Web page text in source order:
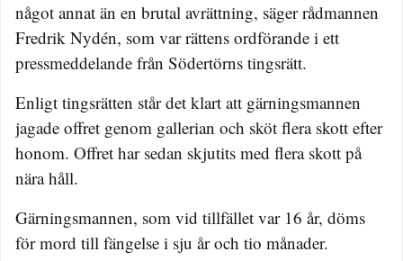
något annat än en brutal avrättning, säger rådmannen
Fredrik Nydén, som var rättens ordförande i ett
pressmeddelande från Södertörns tingsrätt.
Enligt tingsrätten står det klart att gärningsmannen
jagade offret genom gallerian och sköt flera skott efter
honom. Offret har sedan skjutits med flera skott på
nära håll.
Gärningsmannen, som vid tillfället var 16 år, döms
för mord till fängelse i sju år och tio månader.